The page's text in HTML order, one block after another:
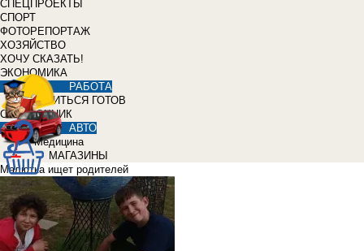
СПЕЦПРОЕКТЫ
СПОРТ
ФОТОРЕПОРТАЖ
ХОЗЯЙСТВО
ХОЧУ СКАЗАТЬ!
ЭКОНОМИКА
РАБОТА
УЧИТЬСЯ ГОТОВ
СПРАВОЧНИК
АВТО
Медицина
МАГАЗИНЫ
Малютка ищет родителей